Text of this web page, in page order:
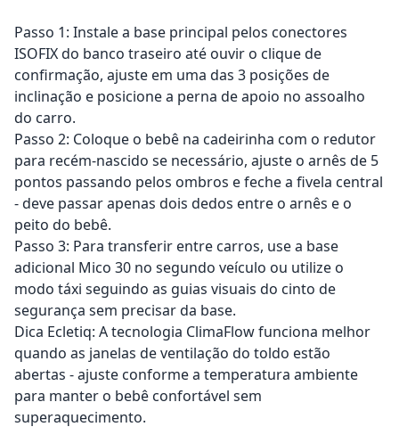
Passo 1: Instale a base principal pelos conectores
ISOFIX do banco traseiro até ouvir o clique de
confirmação, ajuste em uma das 3 posições de
inclinação e posicione a perna de apoio no assoalho
do carro.
Passo 2: Coloque o bebê na cadeirinha com o redutor
para recém-nascido se necessário, ajuste o arnês de 5
pontos passando pelos ombros e feche a fivela central
- deve passar apenas dois dedos entre o arnês e o
peito do bebê.
Passo 3: Para transferir entre carros, use a base
adicional Mico 30 no segundo veículo ou utilize o
modo táxi seguindo as guias visuais do cinto de
segurança sem precisar da base.
Dica Ecletiq: A tecnologia ClimaFlow funciona melhor
quando as janelas de ventilação do toldo estão
abertas - ajuste conforme a temperatura ambiente
para manter o bebê confortável sem
superaquecimento.
Adicionar ao carrinho